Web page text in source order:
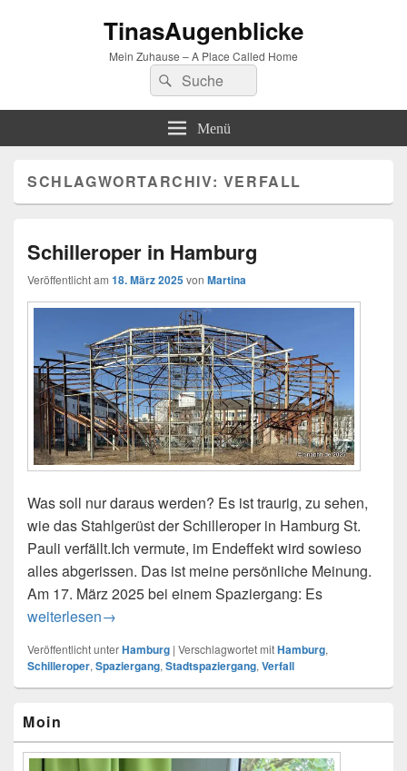
TinasAugenblicke
Mein Zuhause – A Place Called Home
Suchen
nach:
Suchen
Menü
SCHLAGWORTARCHIV: VERFALL
Schilleroper in Hamburg
Veröffentlicht am 18. März 2025von Martina
Was soll nur daraus werden? Es ist traurig, zu sehen,
wie das Stahlgerüst der Schilleroper in Hamburg St.
Pauli verfällt.Ich vermute, im Endeffekt wird sowieso
alles abgerissen. Das ist meine persönliche Meinung.
Am 17. März 2025 bei einem Spaziergang: Es
Schilleroper in Hamburg
weiterlesen→
Veröffentlicht unterHamburg | Verschlagwortet mitHamburg,
Schilleroper, Spaziergang, Stadtspaziergang, Verfall
Seitenleisten-
Widgetbereich
Moin